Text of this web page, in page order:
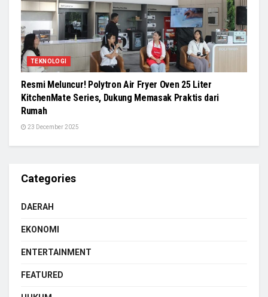
TEKNOLOGI
Resmi Meluncur! Polytron Air Fryer Oven 25 Liter
KitchenMate Series, Dukung Memasak Praktis dari
Rumah
23 December 2025
Categories
DAERAH
EKONOMI
ENTERTAINMENT
FEATURED